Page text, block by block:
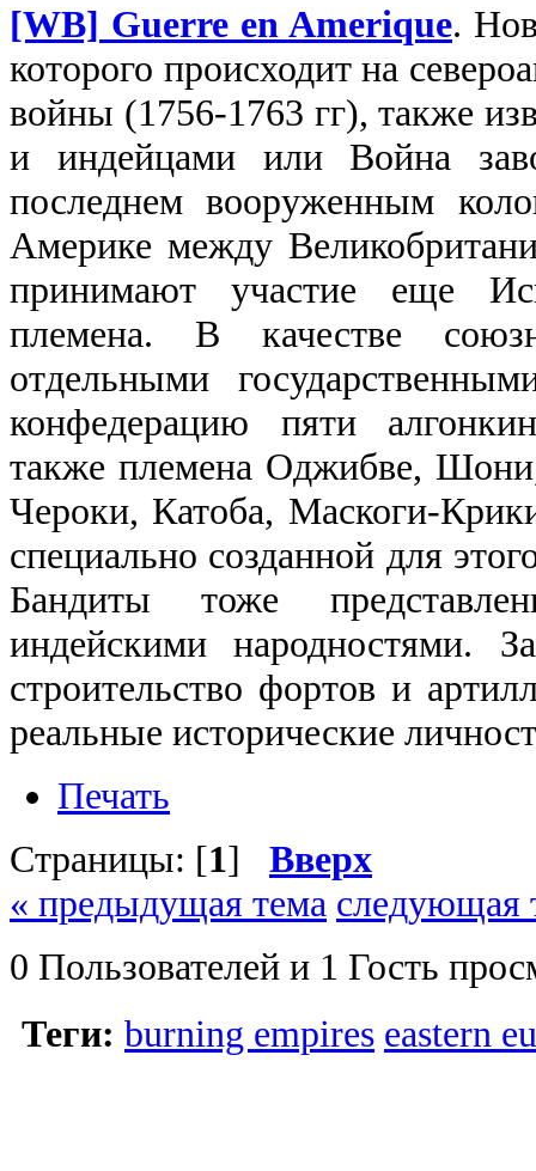
[WB] Guerre en Amerique.
которого происходит на
войны (1756-1763 гг), также
и индейцами или Война
последнем вооруженным
Америке между
принимают участие еще
племена. В качестве
отдельными
конфедерацию пяти
также племена Оджибве,
Чероки, Катоба, Маскоги-
специально созданной для
Бандиты тоже
индейскими народностями.
строительство фортов и
реальные исторические
Печать
Страницы: [1] Вверх
« предыдущая тема следующая
0 Пользователей и 1 Гость
Теги: burning empires eastern